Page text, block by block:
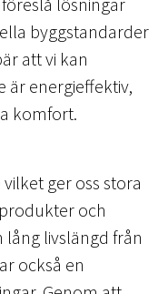
byggstandarder
att vi kan
är energieffektiv,
komfort.
ger oss stora
och
livslängd från
också en